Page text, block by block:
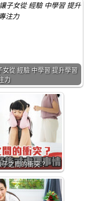
女從 經驗 中學習 提升學習
力
之間的衝突？